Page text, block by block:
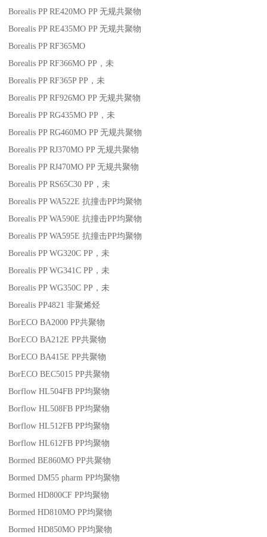
Borealis PP RE420MO PP无规共聚物
Borealis PP RE435MO PP无规共聚物
Borealis PP RF365MO
Borealis PP RF366MO PP ，未
Borealis PP RF365P PP ，未
Borealis PP RF926MO PP无规共聚物
Borealis PP RG435MO PP ，未
Borealis PP RG460MO PP无规共聚物
Borealis PP RJ370MO PP无规共聚物
Borealis PP RJ470MO PP无规共聚物
Borealis PP RS65C30 PP ，未
Borealis PP WA522E 抗撞击PP均聚物
Borealis PP WA590E 抗撞击PP均聚物
Borealis PP WA595E 抗撞击PP均聚物
Borealis PP WG320C PP ，未
Borealis PP WG341C PP ，未
Borealis PP WG350C PP ，未
Borealis PP4821 非聚烯烃
BorECO BA2000 PP共聚物
BorECO BA212E PP共聚物
BorECO BA415E PP共聚物
BorECO BEC5015 PP共聚物
Borflow HL504FB PP均聚物
Borflow HL508FB PP均聚物
Borflow HL512FB PP均聚物
Borflow HL612FB PP均聚物
Bormed BE860MO PP共聚物
Bormed DM55 pharm PP均聚物
Bormed HD800CF PP均聚物
Bormed HD810MO PP均聚物
Bormed HD850MO PP均聚物